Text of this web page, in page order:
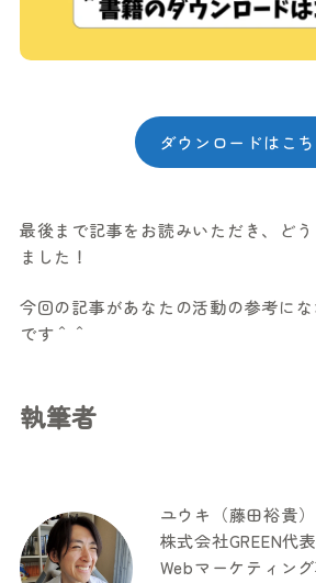
ダウンロードはこち
最後まで記事をお読みいただき、ど
ました！
今回の記事があなたの活動の参考に
です＾＾
執筆者
ユウキ（藤田裕貴）
株式会社GREEN代
Webマーケティン